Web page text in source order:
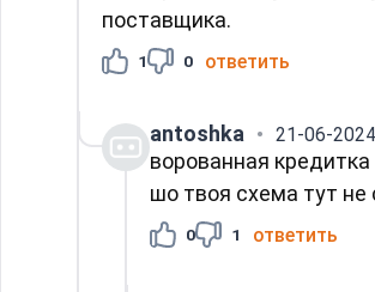
поставщика.
1 0 ответить
antoshka 21-06-
ворованная
шо твоя схема тут
0 1 ответить